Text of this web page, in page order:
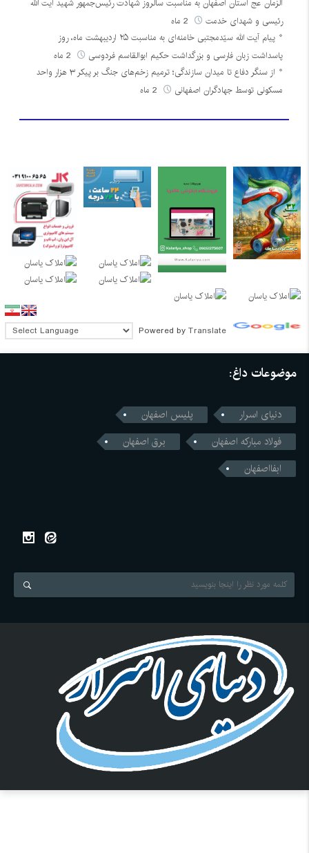
الزمان عج استان اصفهان به مناسبت سالروز شهادت رئیس‌جمهور شهید آیت الله
رئیسی و شهدای خدمت
پیام آیت الله سیّدمجتبی خامنه‌ای به مناسبت ۲۵ اردیبهشت ماه، روز
پاسداشت زبان فارسی و بزرگداشت حکیم ابوالقاسم فردوسی
از سنگر دفاع تا میدان سازندگی؛ ترمیم زخم‌های جنگ بر پیکر ۳ هزار واحد
مسکونی توسط جهادگران اصفهانی
Powered by Translate
موضوعات داغ:
دنیای اسرار
پلیس اصفهان
فولاد مبارکه اصفهان
برق اصفهان
ابفااصفهان